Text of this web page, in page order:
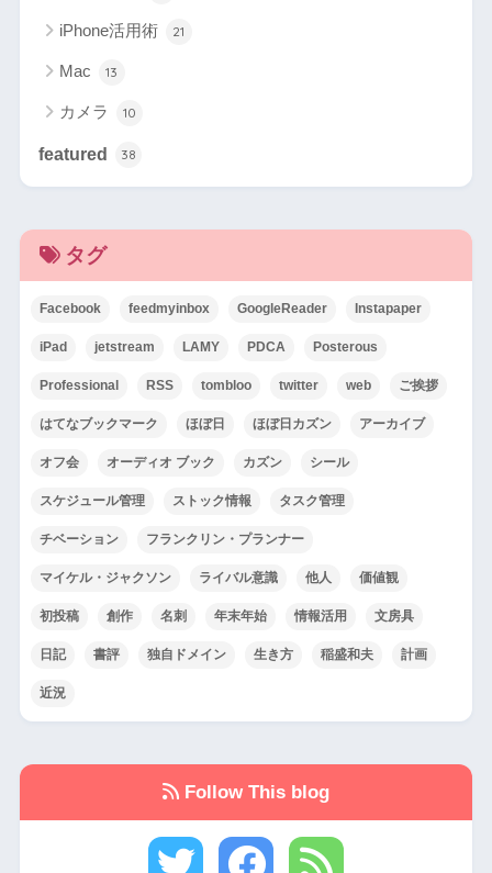
iPhone活用術 21
Mac 13
カメラ 10
featured 38
タグ
Facebook feedmyinbox GoogleReader Instapaper
iPad jetstream LAMY PDCA Posterous
Professional RSS tombloo twitter web ご挨拶
はてなブックマーク ほぼ日 ほぼ日カズン アーカイブ
オフ会 オーディオ ブック カズン シール
スケジュール管理 ストック情報 タスク管理
チベーション フランクリン・プランナー
マイケル・ジャクソン ライバル意識 他人 価値観
初投稿 創作 名刺 年末年始 情報活用 文房具
日記 書評 独自ドメイン 生き方 稲盛和夫 計画
近況
Follow This blog